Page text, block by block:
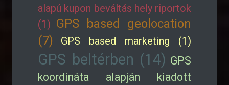
alapú kupon beváltás hely riportok
(1) GPS based geolocation
(7)
GPS based marketing (1)
GPS beltérben (14) GPS
koordináta alapján kiadott